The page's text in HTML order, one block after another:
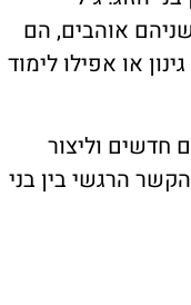
אוהבים, הם
או אפילו לימוד
חדשים וליצור
הרגשי בין בני